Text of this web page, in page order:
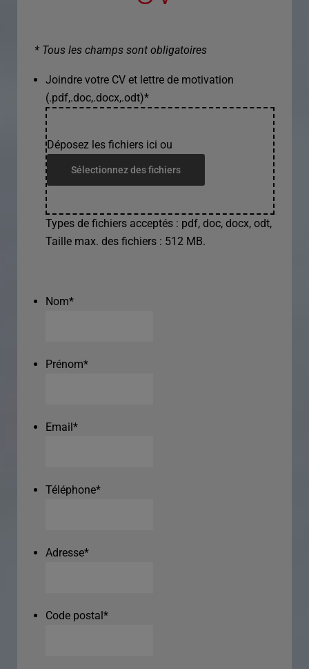
* Tous les champs sont obligatoires
Joindre votre CV et lettre de motivation
(.pdf,.doc,.docx,.odt)*
Déposez les fichiers ici ou
Sélectionnez des fichiers
Types de fichiers acceptés : pdf, doc, docx, odt,
Taille max. des fichiers : 512 MB.
Nom*
Prénom*
Email*
Téléphone*
Adresse*
Code postal*